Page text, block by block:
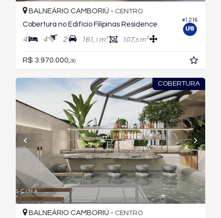
#1.216
BALNEÁRIO CAMBORIÚ - CENTRO
Cobertura no Edifício Filipinas Residence
4 4 2 161, 1 m² 107,5m²
R$ 3.970.000, 00
COBERTURA
BALNEÁRIO CAMBORIÚ - CENTRO